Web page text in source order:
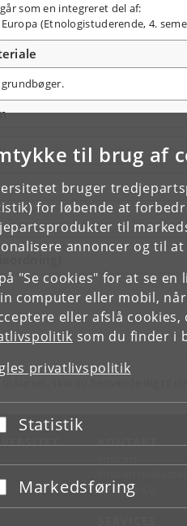
til brug af
bruger
for løbende at
til
annoncer og til
"Se cookies" for at se
computer eller mobil,
eller afslå
som du finder i
privatlivspolitik
Acceptér eller afslå
Statistik
Acceptér eller afslå
Markedsføring
som en integreret del af:
(Etnologistuderende, 4.
KONTAKT
Kontakt KU